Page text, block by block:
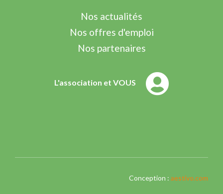
Nos actualités
Nos offres d'emploi
Nos partenaires
L'association et VOUS
Conception : aestivo.com